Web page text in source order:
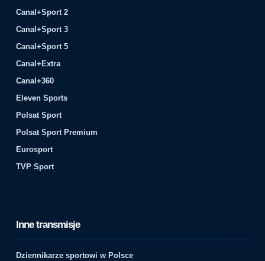
Canal+Sport 2
Canal+Sport 3
Canal+Sport 5
Canal+Extra
Canal+360
Eleven Sports
Polsat Sport
Polsat Sport Premium
Eurosport
TVP Sport
Inne transmisje
Dziennikarze sportowi w Polsce